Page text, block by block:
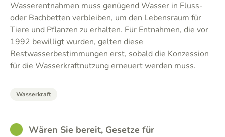
Wasserentnahmen muss genügend Wasser in Fluss-
oder Bachbetten verbleiben, um den Lebensraum für
Tiere und Pflanzen zu erhalten. Für Entnahmen, die vor
1992 bewilligt wurden, gelten diese
Restwasserbestimmungen erst, sobald die Konzession
für die Wasserkraftnutzung erneuert werden muss.
Wasserkraft
GOODWären Sie bereit, Gesetze für